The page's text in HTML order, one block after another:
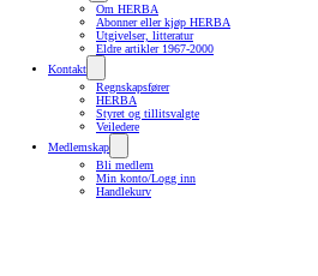
Om HERBA
Abonner eller kjøp HERBA
Utgivelser, litteratur
Eldre artikler 1967-2000
Kontakt
Regnskapsfører
HERBA
Styret og tillitsvalgte
Veiledere
Medlemskap
Bli medlem
Min konto/Logg inn
Handlekurv